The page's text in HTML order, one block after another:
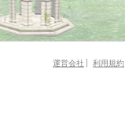
運営会社 利用規約